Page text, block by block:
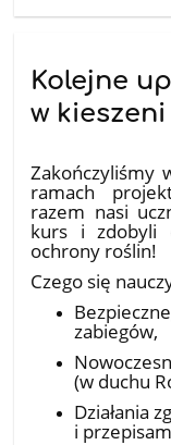
Kolejne
w
Zakończyliśmy
ramach
razem nasi
kurs i zdobyli
ochrony roślin!
​Czego się
zabiegów,
(w duchu
Działania
i